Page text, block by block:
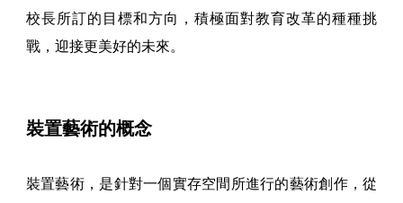
校長所訂的目標和方向，積極面對教育改革的種種挑
戰，迎接更美好的未來。
裝置藝術的概念
裝置藝術，是針對一個實存空間所進行的藝術創作，從